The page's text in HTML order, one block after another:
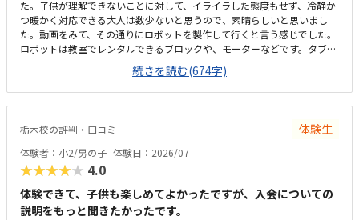
た。子供が理解できないことに対して、イライラした態度もせず、冷静か
つ暖かく対応できる大人は数少ないと思うので、素晴らしいと思いまし
た。動画をみて、その通りにロボットを製作して行くと言う感じでした。
ロボットは教室でレンタルできるブロックや、モーターなどです。タブレ
ットの操作も子供自身ができるので、機械に強くなるなという印象でし
た。家から自転車ですぐのところにあります。駐輪スペースもあり、場所
も道路面に接しているので、すぐに見つけられ、わかりやすいです。シン
プルで無駄のない部屋でした。白を基調としているので、気が散らず、集
中しやすいと思います。個人授業なので、割高かなと思いました。生徒2.
3人でも大丈夫な感じはします。あと、動画を見ながら制作するので、簡
単なうちは家でもできる内容かなと思います。あまり得意な事がなく、自
分に自信のない子でしたが、自分からロボット教室に行ってみたいとの事
で体験を申し込みました。普段から人の話を聞かずに、自分ルールの子で
すが、話をきちんと聞き、一つ一つ丁寧に組み立てないとロボットが出来
上がらないと言うことに気づき、間違えてやり直した時にも、イライラせ
続きを読む(674字)
栃木校の評判・口コミ 体験生
体験者：小2/男の子 体験日：2026/07
★★★★★ 4.0
体験できて、子供も楽しめてよかったですが、入会についての
説明をもっと聞きたかったです。